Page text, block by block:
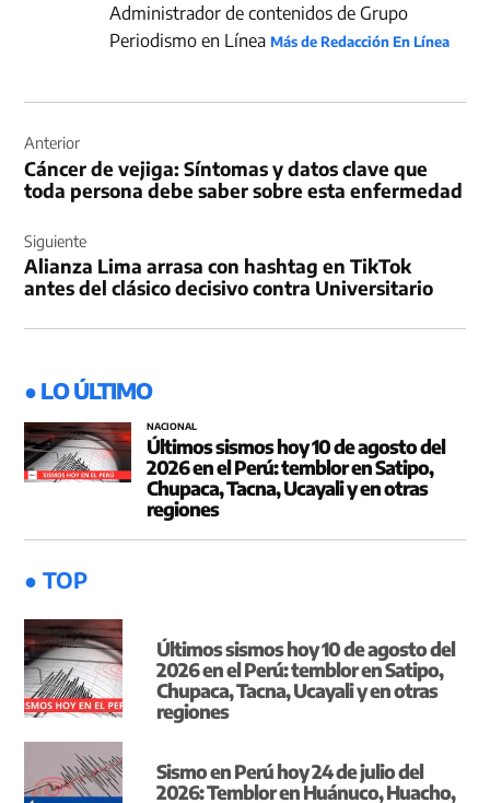
Administrador de contenidos de Grupo
Periodismo en LíneaMás de Redacción En Línea
de
entradas
Anterior
Cáncer de vejiga: Síntomas y datos clave que
toda persona debe saber sobre esta enfermedad
Siguiente
Alianza Lima arrasa con hashtag en TikTok
antes del clásico decisivo contra Universitario
● LO ÚLTIMO
NACIONAL
Últimos sismos hoy 10 de agosto del
2026 en el Perú: temblor en Satipo,
Chupaca, Tacna, Ucayali y en otras
regiones
● TOP
Últimos sismos hoy 10 de agosto del
2026 en el Perú: temblor en Satipo,
Chupaca, Tacna, Ucayali y en otras
regiones
Sismo en Perú hoy 24 de julio del
2026: Temblor en Huánuco, Huacho,